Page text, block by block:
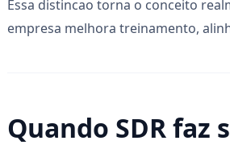
Essa distincao torna o conceito
empresa melhora treinamento,
Quando SDR faz